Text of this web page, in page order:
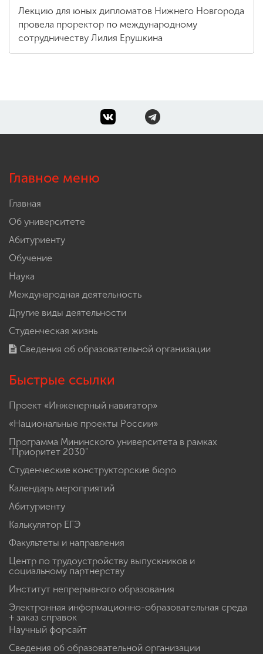
Лекцию для юных дипломатов Нижнего Новгорода
провела проректор по международному
сотрудничеству Лилия Ерушкина
Главное меню
Главная
Об университете
Абитуриенту
Обучение
Наука
Международная деятельность
Другие виды деятельности
Студенческая жизнь
Сведения об образовательной организации
Быстрые ссылки
Проект «Инженерный навигатор»
«Национальные проекты России»
Программа Мининского университета в рамках
"Приоритет 2030"
Студенческие конструкторские бюро
Календарь мероприятий
Абитуриенту
Калькулятор ЕГЭ
Факультеты и направления
Центр по трудоустройству выпускников и
социальному партнерству
Институт непрерывного образования
Электронная информационно-образовательная среда
+ заказ справок
Научный форсайт
Сведения об образовательной организации